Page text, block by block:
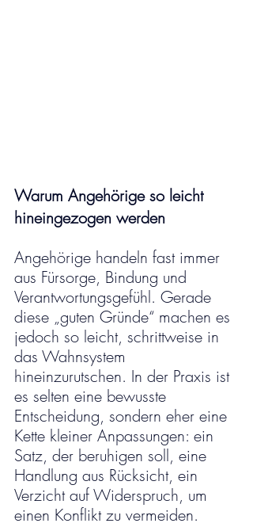
Warum Angehörige so leicht
hineingezogen werden
Angehörige handeln fast immer
aus Fürsorge, Bindung und
Verantwortungsgefühl. Gerade
diese „guten Gründe“ machen es
jedoch so leicht, schrittweise in
das Wahnsystem
hineinzurutschen. In der Praxis ist
es selten eine bewusste
Entscheidung, sondern eher eine
Kette kleiner Anpassungen: ein
Satz, der beruhigen soll, eine
Handlung aus Rücksicht, ein
Verzicht auf Widerspruch, um
einen Konflikt zu vermeiden.